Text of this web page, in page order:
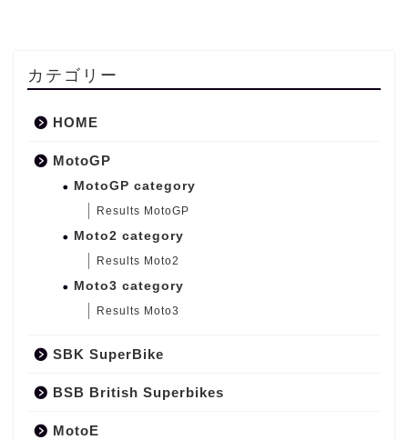
カテゴリー
HOME
MotoGP
MotoGP category
Results MotoGP
Moto2 category
Results Moto2
Moto3 category
Results Moto3
SBK SuperBike
BSB British Superbikes
MotoE